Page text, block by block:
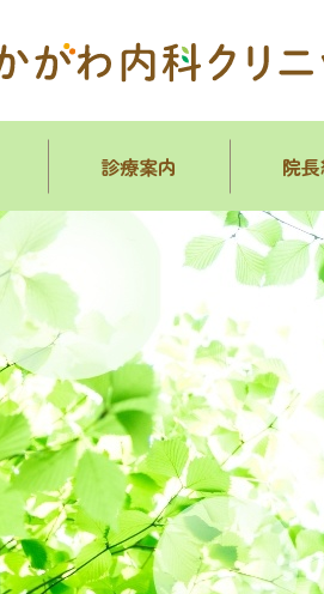
診療案内 院